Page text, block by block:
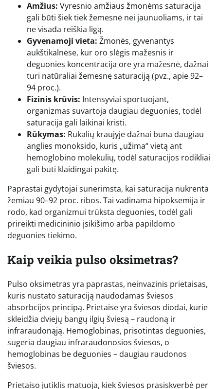
Amžius: Vyresnio amžiaus žmonėms saturacija
gali būti šiek tiek žemesnė nei jaunuoliams, ir tai
ne visada reiškia ligą.
Gyvenamoji vieta: Žmonės, gyvenantys
aukštikalnėse, kur oro slėgis mažesnis ir
deguonies koncentracija ore yra mažesnė, dažnai
turi natūraliai žemesnę saturaciją (pvz., apie 92–
94 proc.).
Fizinis krūvis: Intensyviai sportuojant,
organizmas suvartoja daugiau deguonies, todėl
saturacija gali laikinai kristi.
Rūkymas: Rūkalių kraujyje dažnai būna daugiau
anglies monoksido, kuris „užima“ vietą ant
hemoglobino molekulių, todėl saturacijos rodikliai
gali būti klaidingai pakitę.
Paprastai gydytojai sunerimsta, kai saturacija nukrenta
žemiau 90–92 proc. ribos. Tai vadinama hipoksemija ir
rodo, kad organizmui trūksta deguonies, todėl gali
prireikti medicininio įsikišimo arba papildomo
deguonies tiekimo.
Kaip veikia pulso oksimetras?
Pulso oksimetras yra paprastas, neinvazinis prietaisas,
kuris nustato saturaciją naudodamas šviesos
absorbcijos principą. Prietaise yra šviesos diodai, kurie
skleidžia dviejų bangų ilgių šviesą – raudoną ir
infraraudonąją. Hemoglobinas, prisotintas deguonies,
sugeria daugiau infraraudonosios šviesos, o
hemoglobinas be deguonies – daugiau raudonos
šviesos.
Prietaiso jutiklis matuoja, kiek šviesos prasiskverbė per